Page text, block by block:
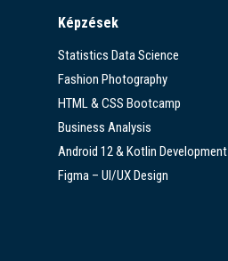
Képzések
Statistics Data Science
Fashion Photography
HTML & CSS Bootcamp
Business Analysis
Android 12 & Kotlin Development
Figma – UI/UX Design